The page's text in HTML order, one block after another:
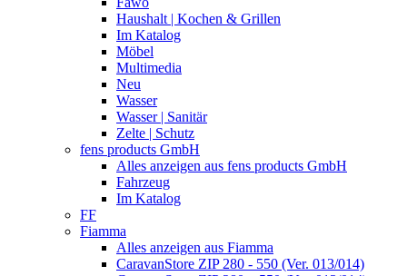
Haushalt | Kochen & Grillen
Im Katalog
Möbel
Multimedia
Neu
Wasser
Wasser | Sanitär
Zelte | Schutz
fens products GmbH
Alles anzeigen aus fens products GmbH
Fahrzeug
Im Katalog
FF
Fiamma
Alles anzeigen aus Fiamma
CaravanStore ZIP 280 - 550 (Ver. 013/014)